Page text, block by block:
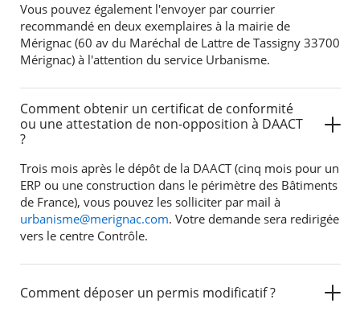
Vous pouvez également l'envoyer par courrier
recommandé en deux exemplaires à la mairie de
Mérignac (60 av du Maréchal de Lattre de Tassigny 33700
Mérignac) à l'attention du service Urbanisme.
Comment obtenir un certificat de conformité
ou une attestation de non-opposition à DAACT
?
Trois mois après le dépôt de la DAACT (cinq mois pour un
ERP ou une construction dans le périmètre des Bâtiments
de France), vous pouvez les solliciter par mail à
urbanisme@merignac.com. Votre demande sera redirigée
vers le centre Contrôle.
Comment déposer un permis modificatif ?